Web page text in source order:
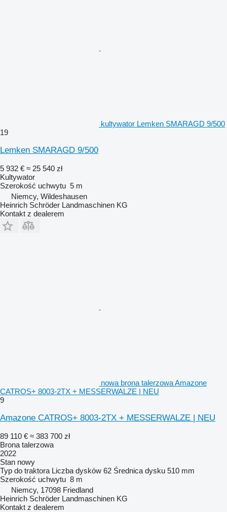
kultywator Lemken SMARAGD 9/500
19
Lemken SMARAGD 9/500
5 932 € ≈ 25 540 zł
Kultywator
Szerokość uchwytu 5 m
Niemcy, Wildeshausen
Heinrich Schröder Landmaschinen KG
Kontakt z dealerem
nowa brona talerzowa Amazone
CATROS+ 8003-2TX + MESSERWALZE | NEU
9
Amazone CATROS+ 8003-2TX + MESSERWALZE | NEU
89 110 € ≈ 383 700 zł
Brona talerzowa
2022
Stan nowy
Typ do traktora Liczba dysków 62 Średnica dysku 510 mm
Szerokość uchwytu 8 m
Niemcy, 17098 Friedland
Heinrich Schröder Landmaschinen KG
Kontakt z dealerem